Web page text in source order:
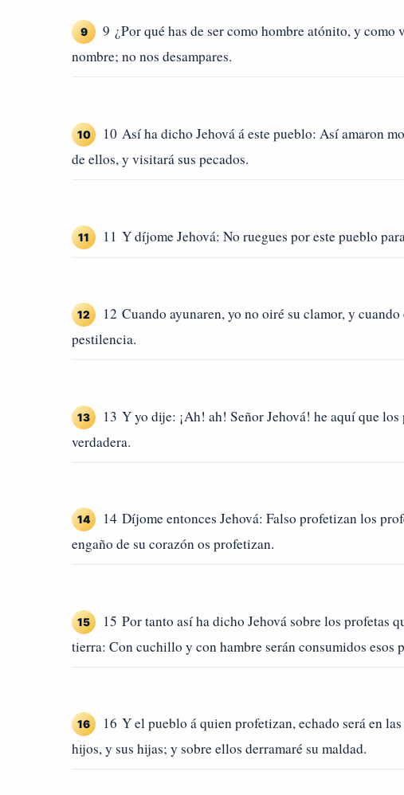
9
9 ¿Por qué has de ser como hombre atónito, y
nombre; no nos desampares.
10
10 Así ha dicho Jehová á este pueblo: Así amaron
de ellos, y visitará sus pecados.
11 11 Y díjome Jehová: No ruegues por este pueblo
12
12 Cuando ayunaren, yo no oiré su clamor, y
pestilencia.
13
13 Y yo dije: ¡Ah! ah! Señor Jehová! he aquí que
verdadera.
14
14 Díjome entonces Jehová: Falso profetizan los
engaño de su corazón os profetizan.
15
15 Por tanto así ha dicho Jehová sobre los profetas
tierra: Con cuchillo y con hambre serán consumidos esos
16
16 Y el pueblo á quien profetizan, echado será en
hijos, y sus hijas; y sobre ellos derramaré su maldad.